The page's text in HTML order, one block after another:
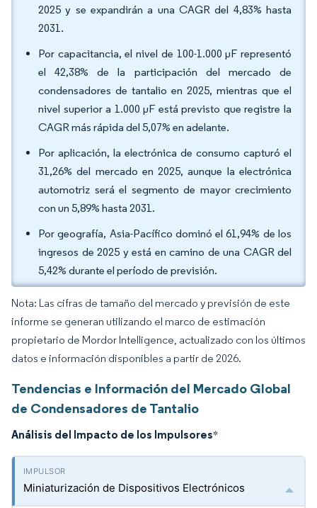
2025 y se expandirán a una CAGR del 4,83% hasta
2031.
Por capacitancia, el nivel de 100-1.000 µF representó
el 42,38% de la participación del mercado de
condensadores de tantalio en 2025, mientras que el
nivel superior a 1.000 µF está previsto que registre la
CAGR más rápida del 5,07% en adelante.
Por aplicación, la electrónica de consumo capturó el
31,26% del mercado en 2025, aunque la electrónica
automotriz será el segmento de mayor crecimiento
con un 5,89% hasta 2031.
Por geografía, Asia-Pacífico dominó el 61,94% de los
ingresos de 2025 y está en camino de una CAGR del
5,42% durante el período de previsión.
Nota: Las cifras de tamaño del mercado y previsión de este
informe se generan utilizando el marco de estimación
propietario de Mordor Intelligence, actualizado con los últimos
datos e información disponibles a partir de 2026.
Tendencias e Información del Mercado Global
de Condensadores de Tantalio
Análisis del Impacto de los Impulsores*
Miniaturización de Dispositivos Electrónicos